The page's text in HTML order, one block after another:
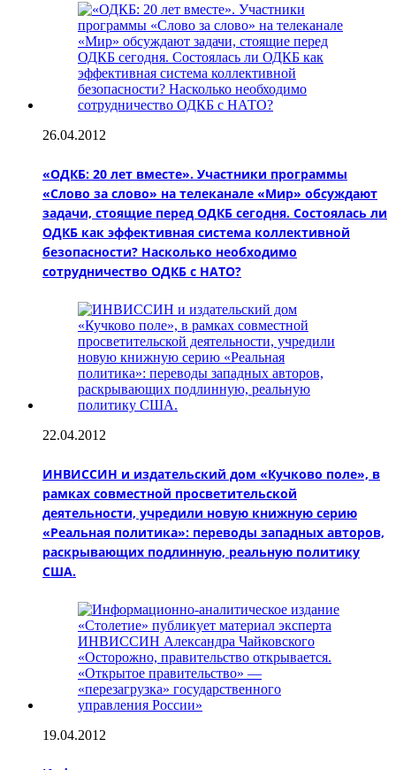
26.04.2012
«ОДКБ: 20 лет вместе». Участники программы
«Слово за слово» на телеканале «Мир» обсуждают
задачи, стоящие перед ОДКБ сегодня. Состоялась ли
ОДКБ как эффективная система коллективной
безопасности? Насколько необходимо
сотрудничество ОДКБ с НАТО?
22.04.2012
ИНВИССИН и издательский дом «Кучково поле», в
рамках совместной просветительской
деятельности, учредили новую книжную серию
«Реальная политика»: переводы западных авторов,
раскрывающих подлинную, реальную политику
США.
19.04.2012